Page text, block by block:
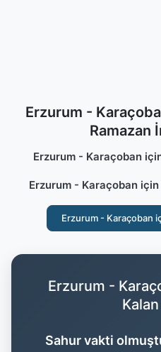
Erzurum -
Ramazan
Erzurum - Karaçoban
Erzurum - Karaçoban
Erzurum - Karaçoban
Erzurum -
Sahur vakti